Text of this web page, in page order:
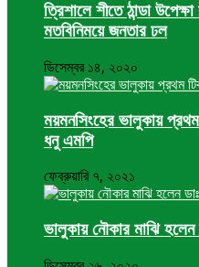
ত্রিশালে শীতে ঠান্ডা
মতবিনিময়ে জনতার ঢল
ডিসেম্বর ১৪, ২০২০
ময়মনসিংহের ভালুকায়
ধনু এমপি
ফেব্রুয়ারি ৭, ২০২১
ভালুকায় নৌকার মাঝি হলেন